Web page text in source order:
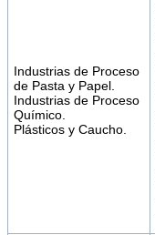
Industrias de Proceso
de Pasta y Papel.
Industrias de Proceso
Químico.
Plásticos y Caucho.